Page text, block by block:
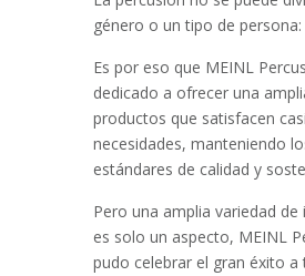
género o un tipo de persona:
Es por eso que MEINL
dedicado a ofrecer una
productos que satisfacen
necesidades, manteniendo
estándares de calidad y
Pero una amplia variedad
es solo un aspecto, MEINL
pudo celebrar el gran éxito a